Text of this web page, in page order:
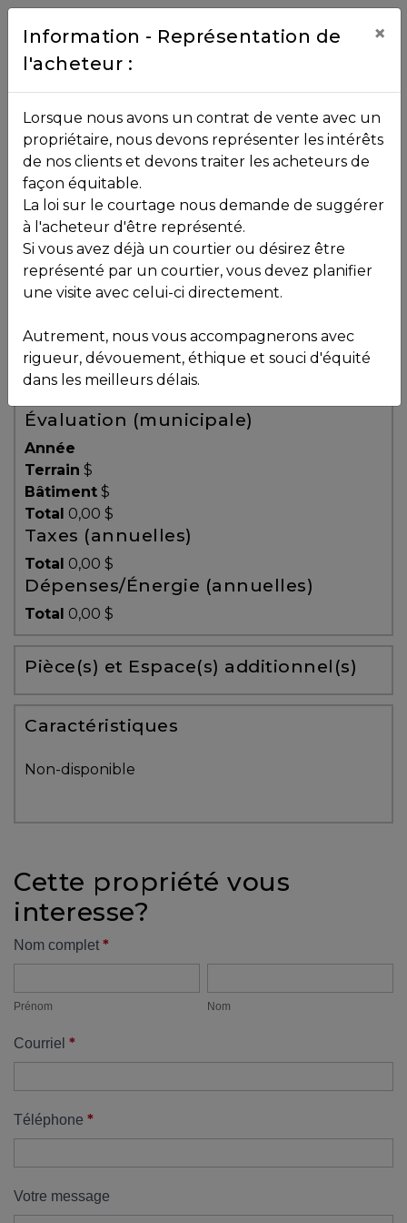
Contact
NOS
PROPRIÉTÉS
VOS
COURTIERS
Équipe
Partenaires
Témoignages
Blogue
ACHAT
Alerte
immobilière
Avec
un
courtier
vous
protégé!
outils
pour
financement
propriétaire
UNE
DÉCISION
!
de
démarrage
:
Toutes les propriétés
Vendu
, , ,
J8B 3L4
Voir plus de photos
Évaluation (municipale)
Année
Terrain $
Bâtiment $
Total 0,00 $
Taxes (annuelles)
Total 0,00 $
Dépenses/Énergie (annuelles)
Total 0,00 $
Pièce(s) et Espace(s) additionnel(s)
Caractéristiques
Non-disponible
Cette propriété vous
interesse?
Formulaire
Nom complet *
Prénom Nom
Courriel *
Téléphone *
Votre message
Information - Représentation de
l'acheteur :
×
Lorsque nous avons un contrat de vente avec un
propriétaire, nous devons représenter les intérêts
de nos clients et devons traiter les acheteurs de
façon équitable.
La loi sur le courtage nous demande de suggérer
à l'acheteur d'être représenté.
Si vous avez déjà un courtier ou désirez être
représenté par un courtier, vous devez planifier
une visite avec celui-ci directement.
Autrement, nous vous accompagnerons avec
rigueur, dévouement, éthique et souci d'équité
dans les meilleurs délais.